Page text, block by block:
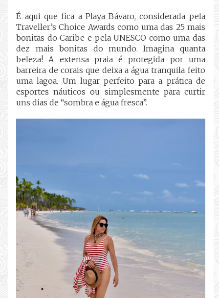
É aqui que fica a Playa Bávaro, considerada pela
Traveller’s Choice Awards como uma das 25 mais
bonitas do Caribe e pela UNESCO como uma das
dez mais bonitas do mundo. Imagina quanta
beleza! A extensa praia é protegida por uma
barreira de corais que deixa a água tranquila feito
uma lagoa. Um lugar perfeito para a prática de
esportes náuticos ou simplesmente para curtir
uns dias de “sombra e água fresca”.